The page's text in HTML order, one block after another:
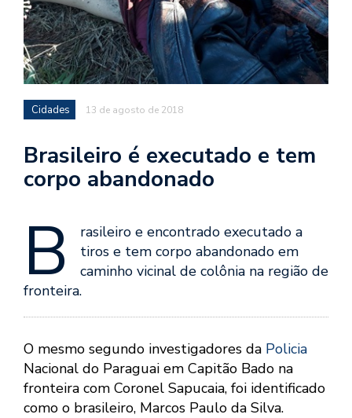
Cidades 13 de agosto de 2018
Brasileiro é executado e tem
corpo abandonado
B
rasileiro e encontrado executado a
tiros e tem corpo abandonado em
caminho vicinal de colônia na região de
fronteira.
O mesmo segundo investigadores da Policia
Nacional do Paraguai em Capitão Bado na
fronteira com Coronel Sapucaia, foi identificado
como o brasileiro, Marcos Paulo da Silva.